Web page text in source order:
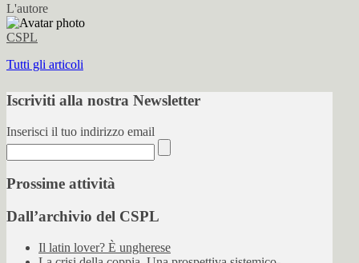
L'autore
CSPL
Tutti gli articoli
Iscriviti alla nostra Newsletter
Inserisci il tuo indirizzo email
Prossime attività
Dall’archivio del CSPL
Il latin lover? È ungherese